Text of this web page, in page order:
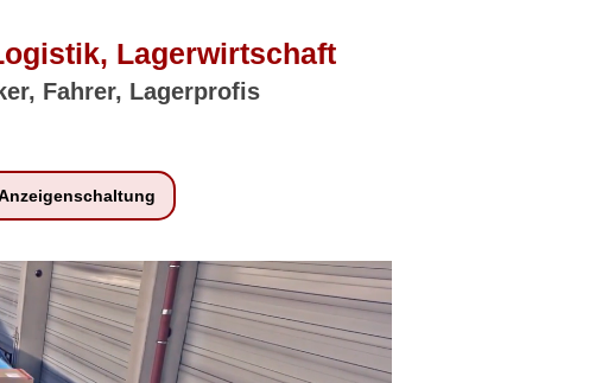
Lagerwirtschaft
Fahrer, Lagerprofis